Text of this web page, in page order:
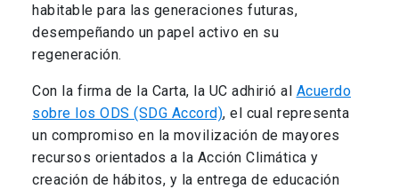
habitable para las generaciones futuras,
desempeñando un papel activo en su
regeneración.
Con la firma de la Carta, la UC adhirió al Acuerdo
sobre los ODS (SDG Accord), el cual representa
un compromiso en la movilización de mayores
recursos orientados a la Acción Climática y
creación de hábitos, y la entrega de educación